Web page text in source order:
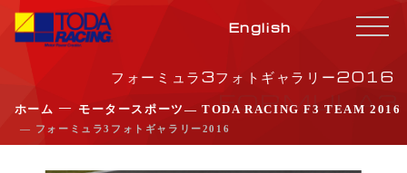
English
フォーミュラ3フォトギャラリー2016
FORMULA3
ホーム ― モータースポーツ ― TODA RACING F3 TEAM 2016
― フォーミュラ3フォトギャラリー2016